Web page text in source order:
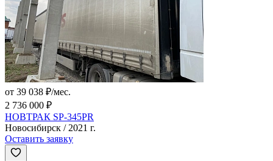
от 39 038 ₽/мес.
2 736 000 ₽
НОВТРАК SP-345PR
Новосибирск / 2021 г.
Оставить заявку